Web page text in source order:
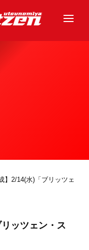
】2/14(水)「ブリッツェ
ッツェン・ス